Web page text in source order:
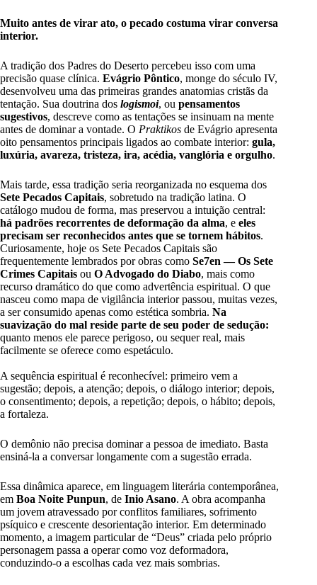
Muito antes de virar ato, o pecado costuma virar conversa
interior.
A tradição dos Padres do Deserto percebeu isso com uma
precisão quase clínica. Evágrio Pôntico, monge do século IV,
desenvolveu uma das primeiras grandes anatomias cristãs da
tentação. Sua doutrina dos logismoi, ou pensamentos
sugestivos, descreve como as tentações se insinuam na mente
antes de dominar a vontade. O Praktikos de Evágrio apresenta
oito pensamentos principais ligados ao combate interior: gula,
luxúria, avareza, tristeza, ira, acédia, vanglória e orgulho.
Mais tarde, essa tradição seria reorganizada no esquema dos
Sete Pecados Capitais, sobretudo na tradição latina. O
catálogo mudou de forma, mas preservou a intuição central:
há padrões recorrentes de deformação da alma, e eles
precisam ser reconhecidos antes que se tornem hábitos.
Curiosamente, hoje os Sete Pecados Capitais são
frequentemente lembrados por obras como Se7en — Os Sete
Crimes Capitais ou O Advogado do Diabo, mais como
recurso dramático do que como advertência espiritual. O que
nasceu como mapa de vigilância interior passou, muitas vezes,
a ser consumido apenas como estética sombria. Na
suavização do mal reside parte de seu poder de sedução:
quanto menos ele parece perigoso, ou sequer real, mais
facilmente se oferece como espetáculo.
A sequência espiritual é reconhecível: primeiro vem a
sugestão; depois, a atenção; depois, o diálogo interior; depois,
o consentimento; depois, a repetição; depois, o hábito; depois,
a fortaleza.
O demônio não precisa dominar a pessoa de imediato. Basta
ensiná-la a conversar longamente com a sugestão errada.
Essa dinâmica aparece, em linguagem literária contemporânea,
em Boa Noite Punpun, de Inio Asano. A obra acompanha
um jovem atravessado por conflitos familiares, sofrimento
psíquico e crescente desorientação interior. Em determinado
momento, a imagem particular de “Deus” criada pelo próprio
personagem passa a operar como voz deformadora,
conduzindo-o a escolhas cada vez mais sombrias.